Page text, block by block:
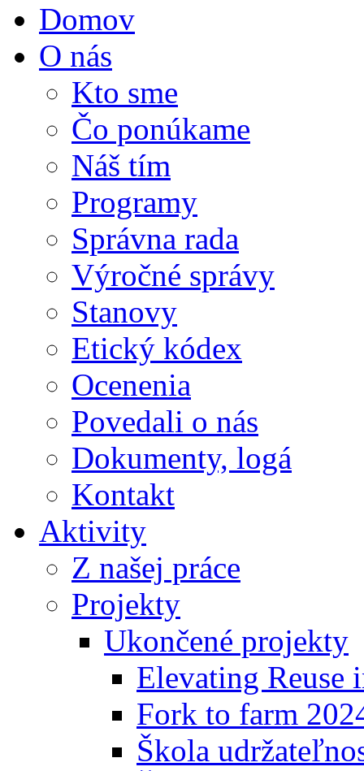
Domov
O nás
Kto sme
Čo ponúkame
Náš tím
Programy
Správna rada
Výročné správy
Stanovy
Etický kódex
Ocenenia
Povedali o nás
Dokumenty, logá
Kontakt
Aktivity
Z našej práce
Projekty
Ukončené projekty
Elevating Reuse
Fork to farm
Škola